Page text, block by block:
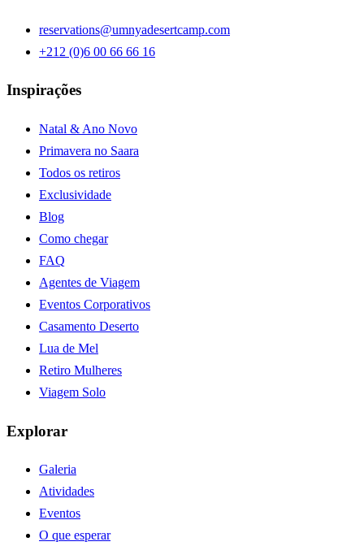
reservations@umnyadesertcamp.com
+212 (0)6 00 66 66 16
Inspirações
Natal & Ano Novo
Primavera no Saara
Todos os retiros
Exclusividade
Blog
Como chegar
FAQ
Agentes de Viagem
Eventos Corporativos
Casamento Deserto
Lua de Mel
Retiro Mulheres
Viagem Solo
Explorar
Galeria
Atividades
Eventos
O que esperar